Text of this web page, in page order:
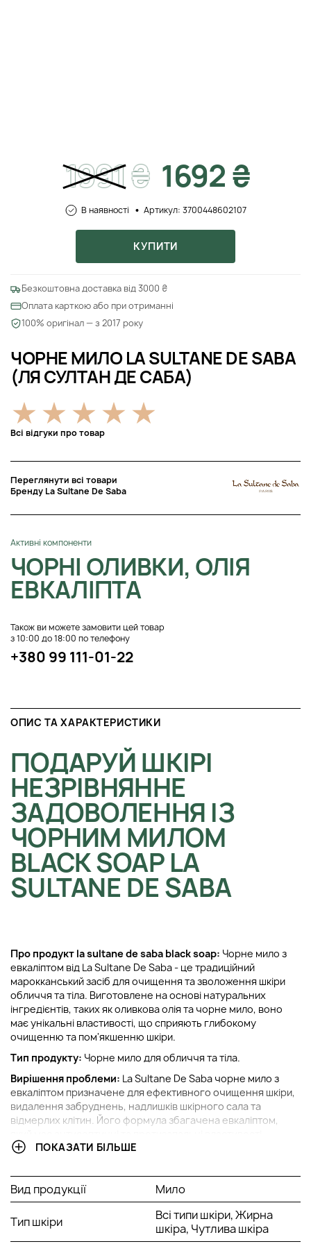
ЧОРНЕ МИЛО LA SULTANE DE SABA
(ЛЯ СУЛТАН ДЕ САБА)
Всі відгуки про товар
Переглянути всі товари
Бренду La Sultane De Saba
Активні компоненти
ЧОРНІ ОЛИВКИ, ОЛІЯ
ЕВКАЛІПТА
Також ви можете замовити цей товар
з 10:00 до 18:00 по телефону
+380 99 111-01-22
1991₴ 1692 ₴
В наявності Артикул: 3700448602107
КУПИТИ
Безкоштовна доставка від 3000 ₴
Оплата карткою або при отриманні
100% оригінал — з 2017 року
ОПИС ТА ХАРАКТЕРИСТИКИ
ПОДАРУЙ ШКІРІ
НЕЗРІВНЯННЕ
ЗАДОВОЛЕННЯ ІЗ
ЧОРНИМ МИЛОМ
BLACK SOAP LA
SULTANE DE SABA
Про продукт la sultane de saba black soap: Чорне мило з
евкаліптом від La Sultane De Saba - це традиційний
марокканський засіб для очищення та зволоження шкіри
обличчя та тіла. Виготовлене на основі натуральних
інгредієнтів, таких як оливкова олія та чорне мило, воно
має унікальні властивості, що сприяють глибокому
очищенню та пом'якшенню шкіри.
Тип продукту: Чорне мило для обличчя та тіла.
Вирішення проблеми: La Sultane De Saba чорне мило з
евкаліптом призначене для ефективного очищення шкіри,
видалення забруднень, надлишків шкірного сала та
відмерлих клітин. Його формула збагачена евкаліптом,
сприяючи боротьбі з акне та поліпшенню стану шкіри.
Оливкова олія: багатий та зволожуючий інгредієнт,
який живить шкіру та запобігає її сухості.
Чорне мило sultane de saba: натуральний інгредієнт,
багатий на мінерали, який допомагає глибоко
ПОКАЗАТИ БІЛЬШЕ
Вид продукції Мило
Тип шкіри
Всі типи шкіри, Жирна
шкіра, Чутлива шкіра